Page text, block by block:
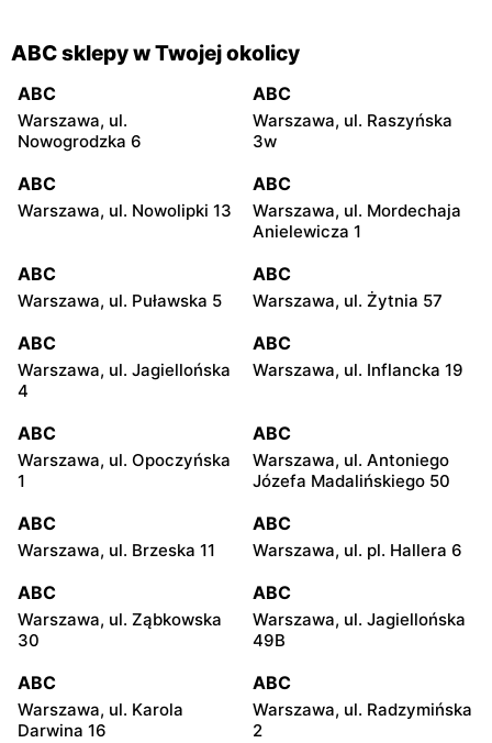
ABC sklepy w Twojej okolicy
ABC
Warszawa, ul.
Nowogrodzka 6
ABC
Warszawa, ul. Raszyńska
3w
ABC
Warszawa, ul. Nowolipki 13
ABC
Warszawa, ul. Mordechaja
Anielewicza 1
ABC
Warszawa, ul. Puławska 5
ABC
Warszawa, ul. Żytnia 57
ABC
Warszawa, ul. Jagiellońska
4
ABC
Warszawa, ul. Inflancka 19
ABC
Warszawa, ul. Opoczyńska
1
ABC
Warszawa, ul. Antoniego
Józefa Madalińskiego 50
ABC
Warszawa, ul. Brzeska 11
ABC
Warszawa, ul. pl. Hallera 6
ABC
Warszawa, ul. Ząbkowska
30
ABC
Warszawa, ul. Jagiellońska
49B
ABC
Warszawa, ul. Karola
Darwina 16
ABC
Warszawa, ul. Radzymińska
2